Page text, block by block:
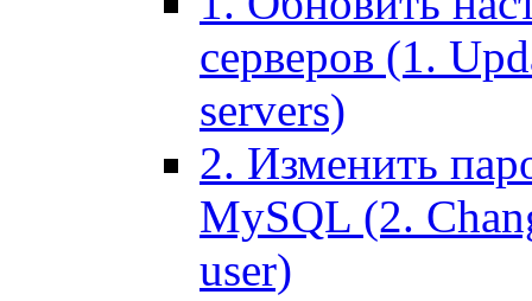
серверов (1.
servers)
2. Изменить
MySQL (2.
user)